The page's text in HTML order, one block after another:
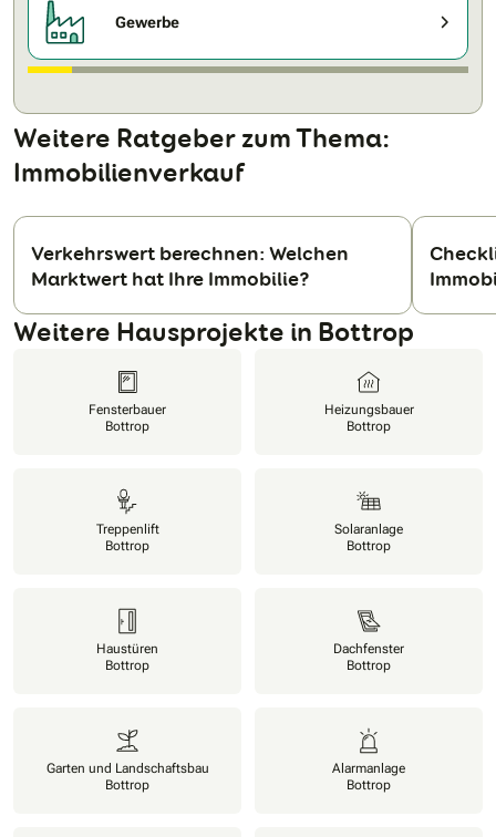
Gewerbe
Weitere Ratgeber zum Thema:
Immobilienverkauf
Verkehrswert berechnen: Welchen
Marktwert hat Ihre Immobilie?
Weitere Hausprojekte in Bottrop
Fensterbauer
Bottrop
Heizungsbauer
Bottrop
Treppenlift
Bottrop
Solaranlage
Bottrop
Haustüren
Bottrop
Dachfenster
Bottrop
Garten und Landschaftsbau
Bottrop
Alarmanlage
Bottrop